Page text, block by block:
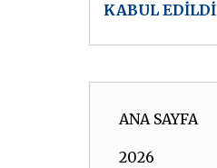
KABUL EDİLDİ
ANA SAYFA
2026